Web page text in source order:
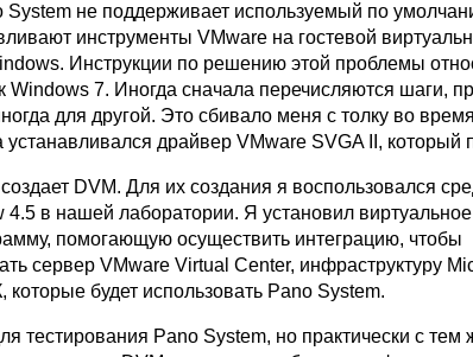
не поддерживает используемый по
инструменты VMware на гостевой
Инструкции по решению этой проблемы
Windows 7. Иногда сначала перечисляются шаги,
для другой. Это сбивало меня с толку во
устанавливался драйвер VMware SVGA II, который
DVM. Для их создания я воспользовался
в нашей лаборатории. Я установил
помогающую осуществить интеграцию, чтобы
сервер VMware Virtual Center, инфраструктуру
которые будет использовать Pano System.
тестирования Pano System, но практически с тем